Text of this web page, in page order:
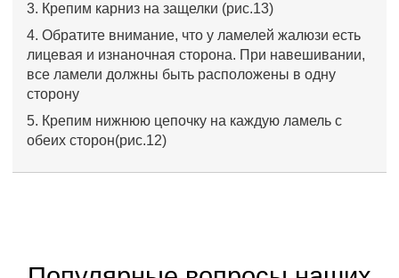
3. Крепим карниз на защелки (рис.13)
4. Обратите внимание, что у ламелей жалюзи есть
лицевая и изнаночная сторона. При навешивании,
все ламели должны быть расположены в одну
сторону
5. Крепим нижнюю цепочку на каждую ламель с
обеих сторон(рис.12)